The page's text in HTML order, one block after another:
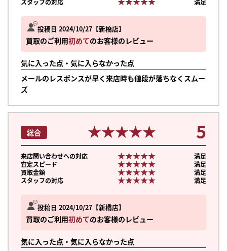
投稿日 2024/10/27 新橋店
買取のご利用初めてのお客様のレビュー
気に入った点・気に入らなかった点
メールのレスポンスが早く来店時も値段が落ちなくスムー
ズ
スタッフの対応
満足
投稿日 2024/10/27 新橋店
買取のご利用初めてのお客様のレビュー
気に入った点・気に入らなかった点
総合 ★★★★★
★★★★★ 5
来店問い合わせへの対応 ★★★★★
★★★★★
満足
査定スピード
★★★★★
★★★★★
満足
買取金額
★★★★★
★★★★★
満足
スタッフの対応
★★★★★
★★★★★ 満足